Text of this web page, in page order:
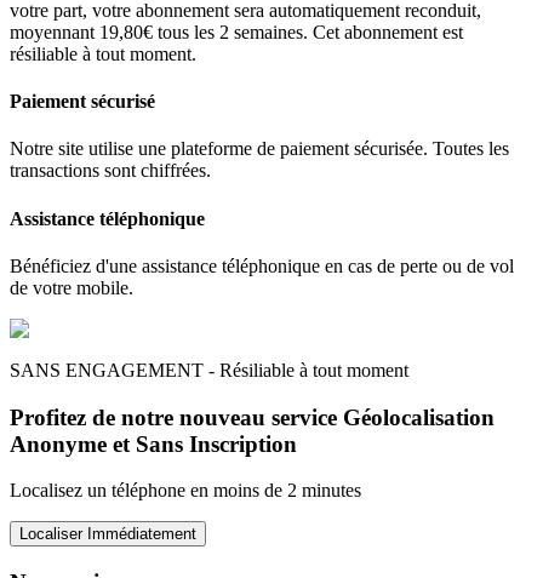
votre part, votre abonnement sera automatiquement reconduit,
moyennant 19,80€ tous les 2 semaines. Cet abonnement est
résiliable à tout moment.
Paiement sécurisé
Notre site utilise une plateforme de paiement sécurisée. Toutes les
transactions sont chiffrées.
Assistance téléphonique
Bénéficiez d'une assistance téléphonique en cas de perte ou de vol
de votre mobile.
SANS ENGAGEMENT - Résiliable à tout moment
Profitez de notre nouveau service Géolocalisation
Anonyme et Sans Inscription
Localisez un téléphone en moins de 2 minutes
Localiser Immédiatement